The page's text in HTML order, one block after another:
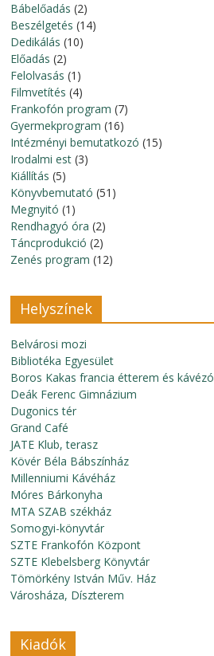
Bábelőadás (2)
Beszélgetés (14)
Dedikálás (10)
Előadás (2)
Felolvasás (1)
Filmvetítés (4)
Frankofón program (7)
Gyermekprogram (16)
Intézményi bemutatkozó (15)
Irodalmi est (3)
Kiállítás (5)
Könyvbemutató (51)
Megnyitó (1)
Rendhagyó óra (2)
Táncprodukció (2)
Zenés program (12)
Helyszínek
Belvárosi mozi
Bibliotéka Egyesület
Boros Kakas francia étterem és kávézó
Deák Ferenc Gimnázium
Dugonics tér
Grand Café
JATE Klub, terasz
Kövér Béla Bábszínház
Millenniumi Kávéház
Móres Bárkonyha
MTA SZAB székház
Somogyi-könyvtár
SZTE Frankofón Központ
SZTE Klebelsberg Könyvtár
Tömörkény István Műv. Ház
Városháza, Díszterem
Kiadók